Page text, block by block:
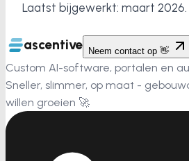
Laatst bijgewerkt: maart 2026.
ascentive Neem contact op 👋
Custom AI-software, portalen en
Sneller, slimmer, op maat -
willen groeien 🚀